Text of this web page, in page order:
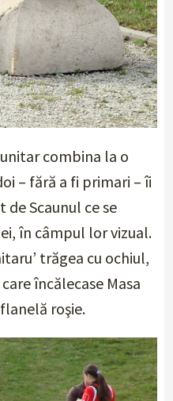
combina la o
– fără a fi primari – îi
Scaunul ce se
în câmpul lor vizual.
trăgea cu ochiul,
încălecase Masa
roşie.